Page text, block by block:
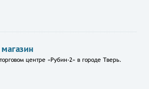
центре «Рубин-2» в городе Тверь.